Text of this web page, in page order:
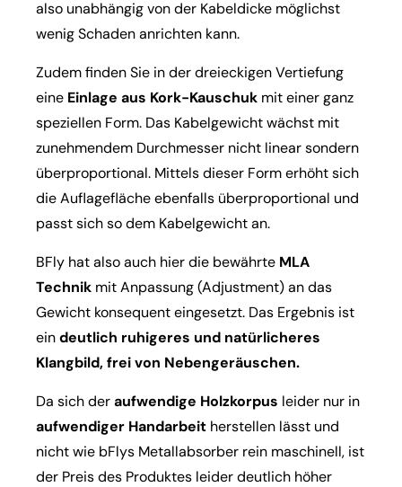
also unabhängig von der Kabeldicke möglichst
wenig Schaden anrichten kann.
Zudem finden Sie in der dreieckigen Vertiefung
eine Einlage aus Kork-Kauschuk mit einer ganz
speziellen Form. Das Kabelgewicht wächst mit
zunehmendem Durchmesser nicht linear sondern
überproportional. Mittels dieser Form erhöht sich
die Auflagefläche ebenfalls überproportional und
passt sich so dem Kabelgewicht an.
BFly hat also auch hier die bewährte MLA
Technik mit Anpassung (Adjustment) an das
Gewicht konsequent eingesetzt. Das Ergebnis ist
eindeutlich ruhigeres und natürlicheres
Klangbild, frei von Nebengeräuschen.
Da sich deraufwendige Holzkorpus leider nur in
aufwendiger Handarbeit herstellen lässt und
nicht wie bFlys Metallabsorber rein maschinell, ist
der Preis des Produktes leider deutlich höher